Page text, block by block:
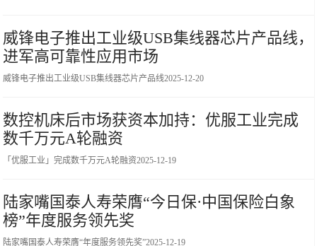
威锋电子推出工业级USB集线器芯片产品线，
进军高可靠性应用市场
威锋电子推出工业级USB集线器芯片产品线2025-12-20
数控机床后市场获资本加持：优服工业完成
数千万元A轮融资
「优服工业」完成数千万元A轮融资2025-12-19
陆家嘴国泰人寿荣膺“今日保·中国保险白象
榜”年度服务领先奖
陆家嘴国泰人寿荣膺“年度服务领先奖”2025-12-19